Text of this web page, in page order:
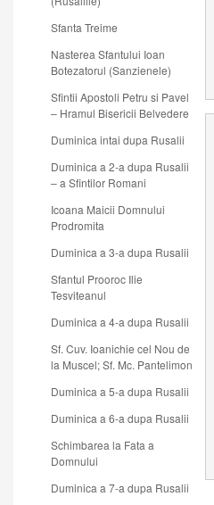
Sfanta Treime
Nasterea Sfantului Ioan
Botezatorul (Sanzienele)
Sfintii Apostoli Petru si Pavel
– Hramul Bisericii Belvedere
Duminica intai dupa Rusalii
Duminica a 2-a dupa Rusalii
– a Sfintilor Romani
Icoana Maicii Domnului
Prodromita
Duminica a 3-a dupa Rusalii
Sfantul Prooroc Ilie
Tesviteanul
Duminica a 4-a dupa Rusalii
Sf. Cuv. Ioanichie cel Nou de
la Muscel; Sf. Mc. Pantelimon
Duminica a 5-a dupa Rusalii
Duminica a 6-a dupa Rusalii
Schimbarea la Fata a
Domnului
Duminica a 7-a dupa Rusalii